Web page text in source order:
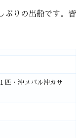
ぶりの出船です。皆
匹・沖メバル沖カサ